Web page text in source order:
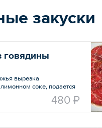
закуски
говядины
вырезка
соке, подается
«Руккола», лимоном и
480 ₽